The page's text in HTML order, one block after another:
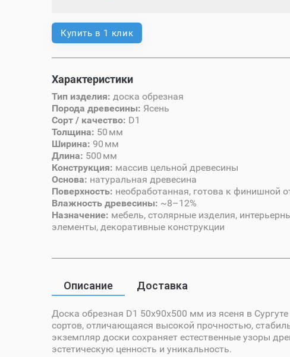
Купить в 1 клик
Характеристики
Тип изделия: доска обрезная
Порода древесины: Ясень
Сорт / качество: D1
Толщина: 50 мм
Ширина: 90 мм
Длина: 500 мм
Конструкция: массив цельной древесины
Основа: натуральная древесина
Поверхность: необработанная, готова к финишной
Влажность древесины: ~8–12%
Назначение: мебель, столярные изделия,
элементы, декоративные конструкции
Описание Доставка
Доска обрезная D1 50х90х500 мм из ясеня в
сортов, отличающаяся высокой прочностью,
экземпляр доски сохраняет естественные узоры
эстетическую ценность и уникальность.